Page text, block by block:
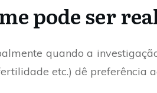
pode ser
quando a
etc.) dê preferência